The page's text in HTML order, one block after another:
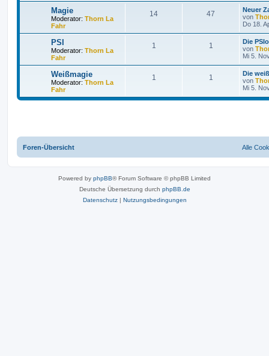
Magie
Moderator: Thorn La
Fahr
14 47
Neuer
von
Do 18.
PSI
Moderator: Thorn La
Fahr
1 1
Die
von
Mi 5.
Weißmagie
Moderator: Thorn La
Fahr
1 1
Die
von
Mi 5.
Foren-Übersicht Alle
Powered by phpBB® Forum Software © phpBB Limited
Deutsche Übersetzung durch phpBB.de
Datenschutz| Nutzungsbedingungen